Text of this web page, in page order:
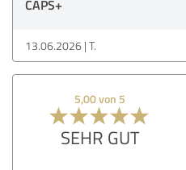
CAPS+
13.06.2026 T.
5,00 von 5
SEHR GUT